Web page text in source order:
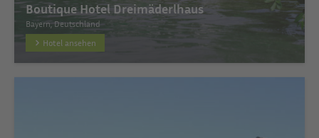
Boutique Hotel Dreimäderlhaus
Bayern, Deutschland
Hotel ansehen